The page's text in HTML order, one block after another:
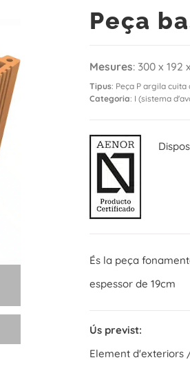
Peça
Mesures: 300 x 192
Tipus: Peça P argila cuita
Categoria: I (sistema
És la peça
espessor de 19cm
Ús previst:
Element d'exteriors